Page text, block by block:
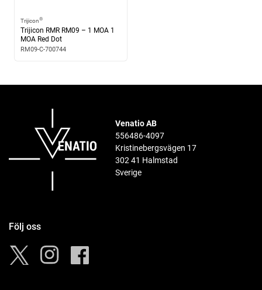
Trijicon®
Trijicon RMR RM09 – 1 MOA 1
MOA Red Dot
RM09-C-700744
Venatio AB
556486-4097
Kristinebergsvägen 17
302 41 Halmstad
Sverige
Följ oss